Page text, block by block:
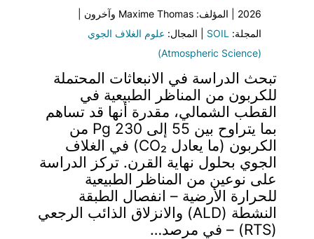
2026 | المؤلف: Maxime Thomas وآخرون |
المجلة: SOIL | المجال: علوم الغلاف الجوي
(Atmospheric Science)
تبحث الدراسة في الانبعاثات المحتملة
للكربون من المناظر الطبيعية في
القطب الشمالي، مقدرة أنها قد تساهم
بما يتراوح بين 55 إلى 230 Pg من
الكربون (ما يعادل CO₂) في الغلاف
الجوي بحلول نهاية القرن. تركز الدراسة
على نوعين من المناظر الطبيعية
للحرارة الأرضية – انفصال الطبقة
النشطة (ALD) والانزلاق الذائب الرجعي
(RTS) – في مرصد…